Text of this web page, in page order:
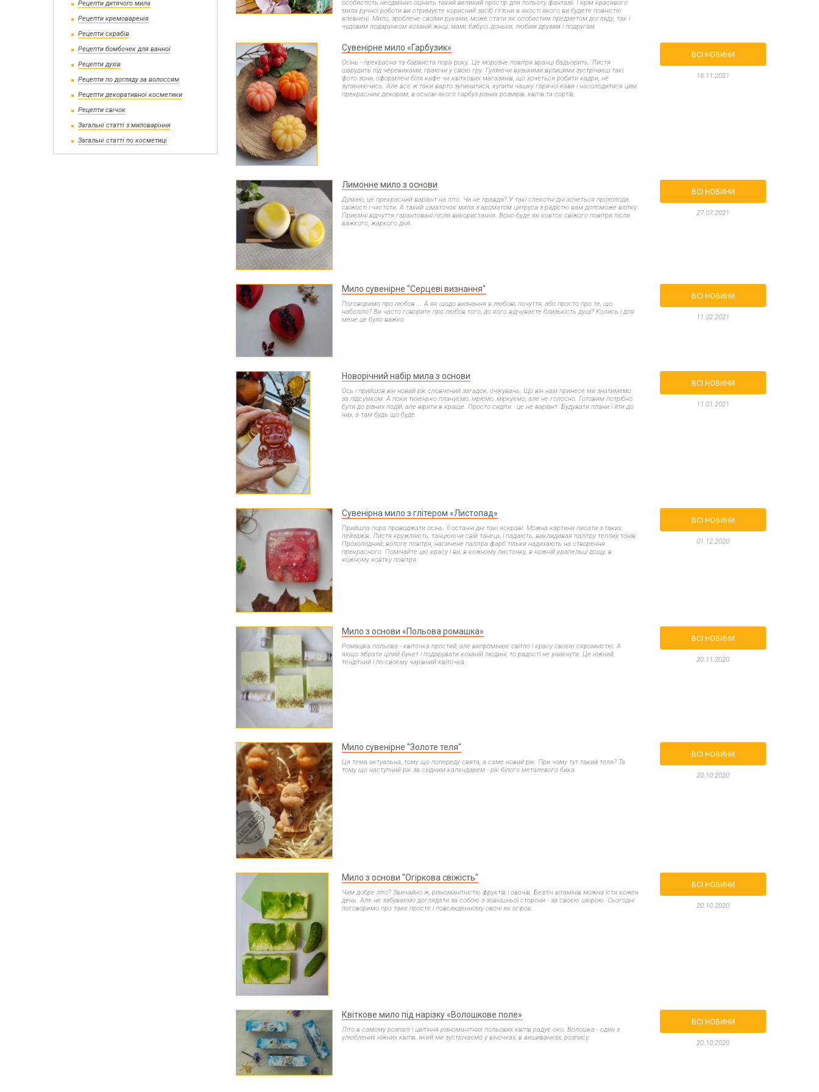
Пігменти для мила zenicolor
Пігментні барвники Neri Color, Україна
Міка для мила
Все для виготовлення парфумів
Все для аромасаше та аромадифузорів
Мильна основа оптом
Масло для мила оптом
Сухоцвіти для миловаріння
Глітери
Іграшки для заливки в мило
Інвентар для миловаріння
Додаткові інгредієнти для мила
Луг для мила
Мило з нуля холодним способом
Екстракти рослинні гліколеві
8 березня
Хелловін (Halloween)
Мушлі
Рецепти дитячого мила
Рецепти кремоваренія
Рецепти скрабів
Рецепти бомбочек для ванної
Рецепти духів
Рецепти по догляду за волоссям
Рецепти декоративної косметики
Рецепти свічок
Загальні статті з миловаріння
Загальні статті по косметиці
особистість неодмінно оцінить такий великий простір для польоту фантазії. І крім красивого
мила ручної роботи ви отримуєте корисний засіб гігієни в якості якого ви будете повністю
впевнені. Мило, зроблене своїми руками, може стати як особистим предметом догляду, так і
чудовим подарунком коханій жінці, мамі, бабусі, доньки, любим друзям і подругам.
Сувенірне мило «Гарбузик»
Осінь - прекрасна та барвиста пора року. Це морозне повітря вранці бадьорить. Листя
шарудить під черевиками, граючи у свою гру. Гуляючи вузькими вулицями зустрічаєш такі
фото зони, оформлені біля кафе чи квіткових магазинів, що хочеться робити кадри, не
зупиняючись. Але все ж таки варто зупинитися, купити чашку гарячої кави і насолодитися цим
прекрасним декором, в основі якого гарбуз різних розмірів, квітів та сортів.
ВСІ НОВИНИ
16.11.2021
Лимонне мило з основи
Думаю, це прекрасний варіант на літо. Чи не правда? У такі спекотні дні хочеться прохолоди,
свіжості і чистоти. А такий шматочок мила з ароматом цитруса з радістю вам допоможе влітку.
Приємні відчуття гарантовані після використання. Воно буде як ковток свіжого повітря після
важкого, жаркого дня..
ВСІ НОВИНИ
27.07.2021
Мило сувенірне "Серцеві визнання"
Поговоримо про любов ... А як щодо визнання в любові, почуття, або просто про те, що
наболіло? Ви часто говорите про любов того, до кого відчуваєте близькість душі? Колись і для
мене це було важко.
ВСІ НОВИНИ
11.02.2021
Новорічний набір мила з основи
Ось і прийшов він новий рік сповнений загадок, очікувань. Що він нам принесе ми знатимемо
за підсумком. А поки тихенько плануємо, мріємо, міркуємо, але не голосно. Готовим потрібно
бути до різних подій, але вірити в краще. Просто сидіти - це не варіант. Будувати плани і йти до
них, а там будь що буде.
ВСІ НОВИНИ
11.01.2021
Сувенірна мило з глітером «Листопад»
Прийшла пора проводжати осінь. Її останні дні такі яскраві. Можна картини писати з таких
пейзажів. Листя кружляють, танцюючи свій танець і падають, виклидивая палітру теплих тонів.
Прохолодний, вологе повітря, насичене палітра фарб тільки надихають на створення
прекрасного. Помічайте цю красу і ви, в кожному листочку, в кожній крапельці дощу, в
кожному ковтку повітря.
ВСІ НОВИНИ
01.12.2020
Мило з основи «Польова ромашка»
Ромашка польова - квіточка простий, але випромінює світло і красу своєю скромністю. А
якщо зібрати цілий букет і подарувати коханій людині, то радості не уникнути. Це ніжний,
тендітний і по-своєму чарівний квіточка.
ВСІ НОВИНИ
20.11.2020
Мило сувенірне "Золоте теля"
Ця тема актуальна, тому що попереду свята, а саме новий рік. При чому тут такий теля? Та
тому що наступний рік за східним календарем - рік білого металевого бика.
ВСІ НОВИНИ
20.10.2020
Мило з основи "Огіркова свіжість"
Чим добре літо? Звичайно ж, різноманітністю фруктів і овочів. Безліч вітамінів можна їсти кожен
день. Але не забуваємо доглядати за собою з зовнішньої сторони - за своєю шкірою. Сьогодні
поговоримо про таке просте і повсякденному овочі як огірок.
ВСІ НОВИНИ
20.10.2020
Квіткове мило під нарізку «Волошкове поле»
Літо в самому розпалі і цвітіння різноманітних польових квітів радує око. Волошка - один з
улюблених ніжних квітів, який ми зустрічаємо у віночках, в вишиванках, розпису.
ВСІ НОВИНИ
20.10.2020